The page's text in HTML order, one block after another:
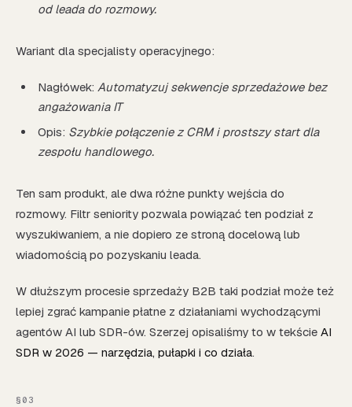
od leada do rozmowy.
Wariant dla specjalisty operacyjnego:
Nagłówek: Automatyzuj sekwencje sprzedażowe bez
angażowania IT
Opis: Szybkie połączenie z CRM i prostszy start dla
zespołu handlowego.
Ten sam produkt, ale dwa różne punkty wejścia do
rozmowy. Filtr seniority pozwala powiązać ten podział z
wyszukiwaniem, a nie dopiero ze stroną docelową lub
wiadomością po pozyskaniu leada.
W dłuższym procesie sprzedaży B2B taki podział może też
lepiej zgrać kampanie płatne z działaniami wychodzącymi
agentów AI lub SDR-ów. Szerzej opisaliśmy to w tekście AI
SDR w 2026 — narzędzia, pułapki i co działa.